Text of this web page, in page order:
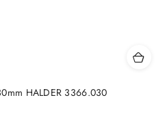
HALDER 3366.030